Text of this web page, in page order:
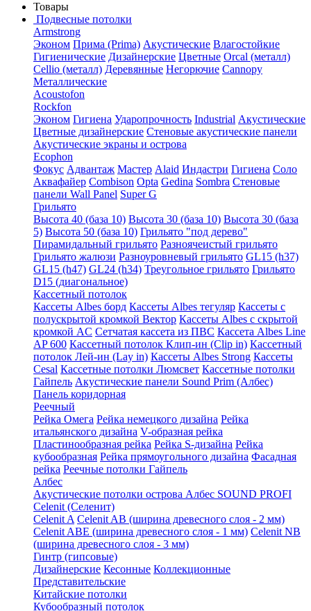
Товары
Подвесные потолки
Armstrong
Эконом Прима (Prima) Акустические Влагостойкие
Гигиенические Дизайнерские Цветные Orcal (металл)
Cellio (металл) Деревянные Негорючие Cannopy
Металлические
Acoustofon
Rockfon
Эконом Гигиена Ударопрочность Industrial Акустические
Цветные дизайнерские Стеновые акустические панели
Акустические экраны и острова
Ecophon
Фокус Адвантаж Мастер Alaid Индастри Гигиена Соло
Аквафайер Combison Opta Gedina Sombra Стеновые
панели Wall Panel Super G
Грильято
Высота 40 (база 10) Высота 30 (база 10) Высота 30 (база
5) Высота 50 (база 10) Грильято "под дерево"
Пирамидальный грильято Разноячеистый грильято
Грильято жалюзи Разноуровневый грильято GL15 (h37)
GL15 (h47) GL24 (h34) Треугольное грильято Грильято
D15 (диагональное)
Кассетный потолок
Кассеты Albes борд Кассеты Albes тегуляр Кассеты с
полускрытой кромкой Вектор Кассеты Albes с скрытой
кромкой AC Сетчатая кассета из ПВС Кассета Albes Line
AP 600 Кассетный потолок Клип-ин (Clip in) Кассетный
потолок Лей-ин (Lay in) Кассеты Albes Strong Кассеты
Cesal Кассетные потолки Люмсвет Кассетные потолки
Гайпель Акустические панели Sound Prim (Албес)
Панель коридорная
Реечный
Рейка Омега Рейка немецкого дизайна Рейка
итальянского дизайна V-образная рейка
Пластинообразная рейка Рейка S-дизайна Рейка
кубообразная Рейка прямоугольного дизайна Фасадная
рейка Реечные потолки Гайпель
Албес
Акустические потолки острова Албес SOUND PROFI
Celenit (Селенит)
Celenit A Celenit AB (ширина древесного слоя - 2 мм)
Celenit ABE (ширина древесного слоя - 1 мм) Celenit NB
(ширина древесного слоя - 3 мм)
Гинтр (гипсовые)
Дизайнерские Кесонные Коллекционные
Представительские
Китайские потолки
Кубообразный потолок